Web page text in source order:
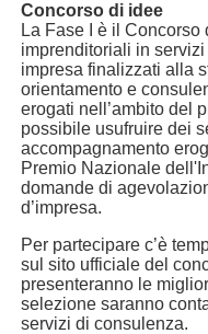
Concorso di idee
La Fase I è il
imprenditoriali in
impresa finalizzati alla
orientamento e
erogati nell’ambito del
possibile usufruire dei
accompagnamento
Premio Nazionale
domande di
d’impresa.
Per partecipare c’è
sul sito ufficiale del
presenteranno le
selezione saranno
servizi di consulenza.